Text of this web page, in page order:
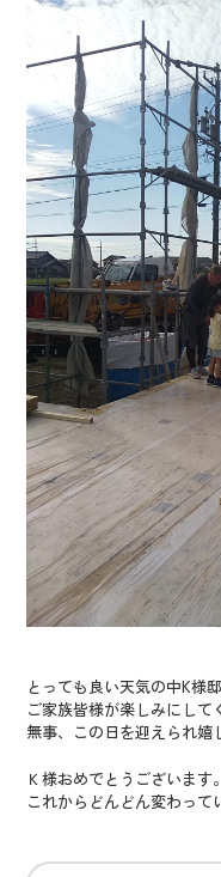
とっても良い天気の中K様
ご家族皆様が楽しみにして
無事、この日を迎えられ
Ｋ様おめでとうございます。
これからどんどん変わって